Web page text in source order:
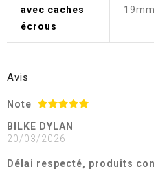
avec caches
écrous
19mm
Avis
Note
BILKE DYLAN
20/03/2026
Délai respecté, produits